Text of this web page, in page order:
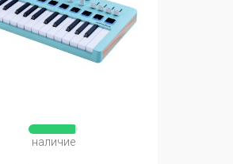
наличие